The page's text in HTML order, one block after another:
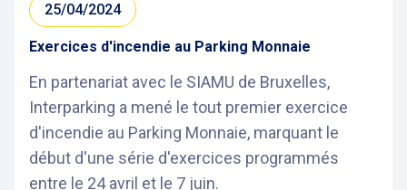
25/04/2024
Exercices d'incendie au Parking Monnaie
En partenariat avec le SIAMU de Bruxelles,
Interparking a mené le tout premier exercice
d'incendie au Parking Monnaie, marquant le
début d'une série d'exercices programmés
entre le 24 avril et le 7 juin.